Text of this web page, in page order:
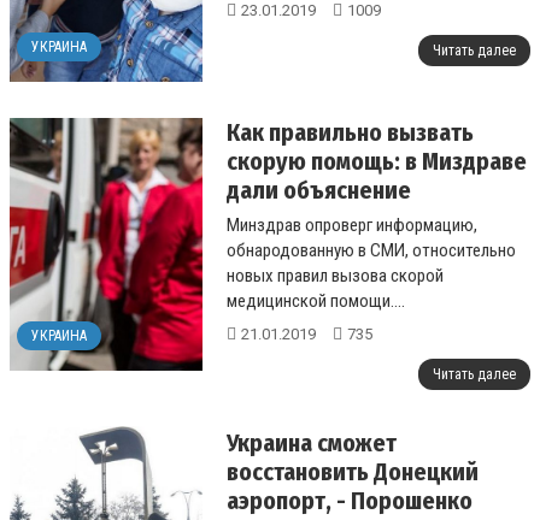
УКРАИНА
23.01.2019 1009
Читать далее
УКРАИНА
Как правильно вызвать
скорую помощь: в Миздраве
дали объяснение
Минздрав опроверг информацию,
обнародованную в СМИ, относительно
новых правил вызова скорой
медицинской помощи....
21.01.2019 735
Читать далее
Украина сможет
восстановить Донецкий
аэропорт, - Порошенко